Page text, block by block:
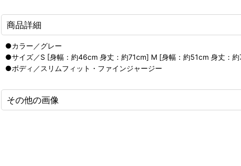
商品詳細
●カラー／グレー
●サイズ／S [身幅：約46cm 身丈：約71cm] M [身幅：約51cm 身丈：
●ボディ／スリムフィット・ファインジャージー
その他の画像